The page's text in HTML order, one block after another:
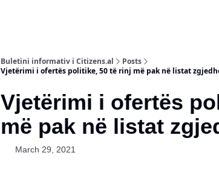
Buletini informativ i Citizens.al
Posts
Vjetërimi i ofertës politike, 50 të rinj më pak në listat
Vjetërimi i ofertës
më pak në listat
March 29, 2021